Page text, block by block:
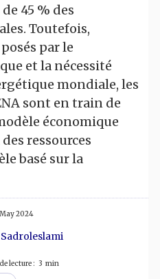
45 % des
Toutefois,
par le
et la nécessité
mondiale, les
sont en train de
économique
ressources
basé sur la
2024
Sadroleslami
lecture : 3 min